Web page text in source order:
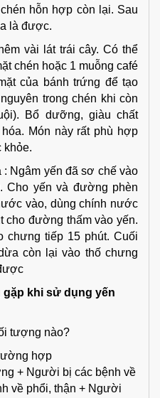
hỗn hợp còn lại. Sau
là được.
vài lát trái cây. Có thể
chén hoặc 1 muỗng café
của bánh trứng để tạo
trong chén khi còn
Bổ dưỡng, giàu chất
Món này rất phù hợp
khỏe.
Ngâm yến đã sơ chế vào
Cho yến và đường phèn
vào, dùng chính nước
cho đường thấm vào yến.
chưng tiếp 15 phút. Cuối
còn lại vào thố chưng
khi sử dụng yến
tượng nào?
hợp
+ Người bị các bệnh về
về phổi, thận + Người